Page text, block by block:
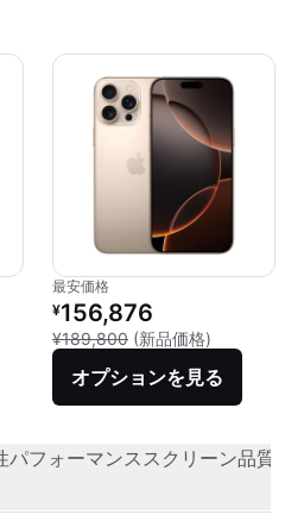
最安価格
リファービッシュ品の価格：
¥156,876
¥189,800 (新品価格)
オプションを見る
パフォーマンススクリーン品質